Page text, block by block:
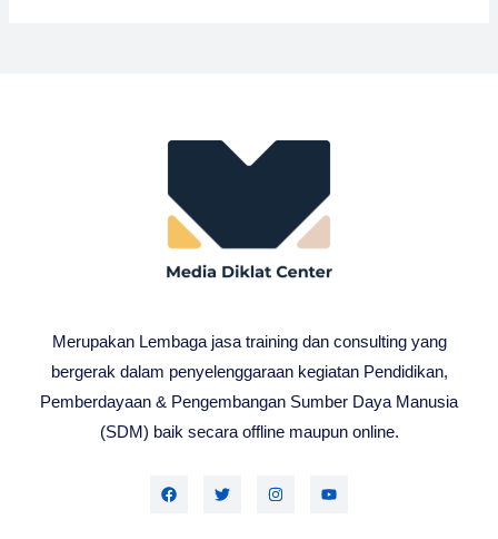
Merupakan Lembaga jasa training dan consulting yang
bergerak dalam penyelenggaraan kegiatan Pendidikan,
Pemberdayaan & Pengembangan Sumber Daya Manusia
(SDM) baik secara offline maupun online.